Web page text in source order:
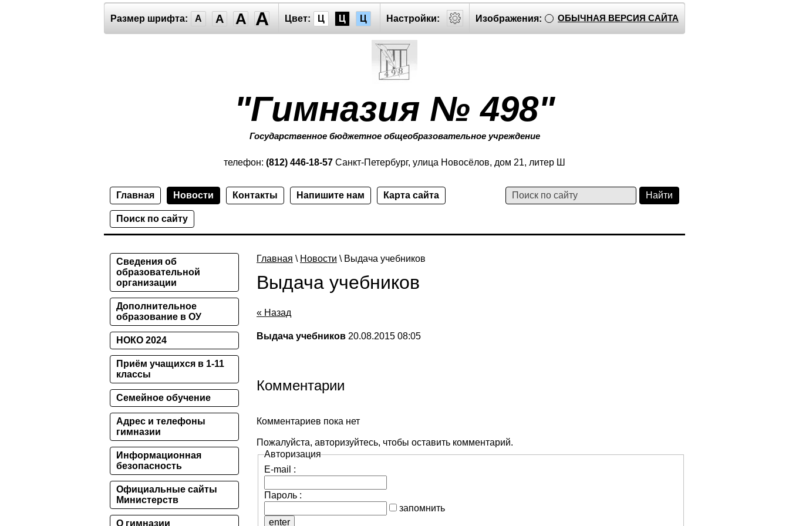
Размер шрифта: A A A A Цвет: Ц Ц Ц Настройки: Изображения: ОБЫЧНАЯ ВЕРСИЯ САЙТА
"Гимназия № 498"
Государственное бюджетное общеобразовательное учреждение
телефон: (812) 446-18-57 Санкт-Петербург, улица Новосёлов, дом 21, литер Ш
Главная Новости Контакты Напишите нам Карта сайта
Поиск по сайту
Главная \ Новости \ Выдача учебников
Выдача учебников
« Назад
Выдача учебников 20.08.2015 08:05
Комментарии
Комментариев пока нет
Пожалуйста, авторизуйтесь, чтобы оставить комментарий.
Авторизация
E-mail :
Пароль :
запомнить
Сведения об
образовательной
организации
Дополнительное
образование в ОУ
НОКО 2024
Приём учащихся в 1-11
классы
Семейное обучение
Адрес и телефоны
гимназии
Информационная
безопасность
Официальные сайты
Министерств
О гимназии